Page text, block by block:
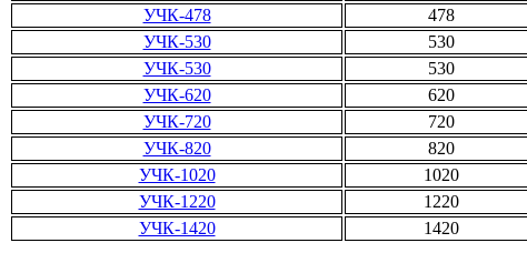
УЧК-478
478
УЧК-530
530
УЧК-530
530
УЧК-620
620
УЧК-720
720
УЧК-820
820
УЧК-1020
1020
УЧК-1220
1220
УЧК-1420
1420